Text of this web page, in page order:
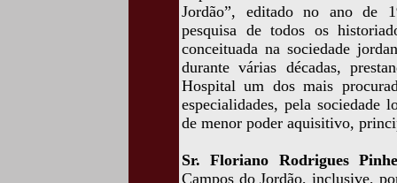
Jordão”, editado no ano de
pesquisa de todos os
conceituada na sociedade
durante várias décadas,
Hospital um dos mais
especialidades, pela sociedade
de menor poder aquisitivo,
Sr. Floriano Rodrigues
Campos do Jordão, inclusive,